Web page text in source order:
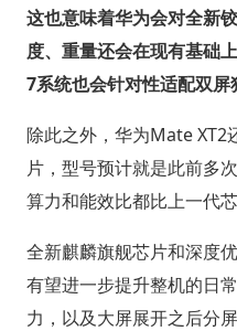
这也意味着华为会对全新
度、重量还会在现有基础
7系统也会针对性适配双屏
除此之外，华为Mate XT2
片，型号预计就是此前多
算力和能效比都比上一代
全新麒麟旗舰芯片和深度
有望进一步提升整机的日
力，以及大屏展开之后分